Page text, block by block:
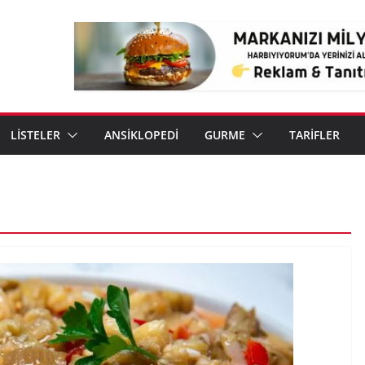
LİSTELER ANSİKLOPEDİ GURME TARİFLER